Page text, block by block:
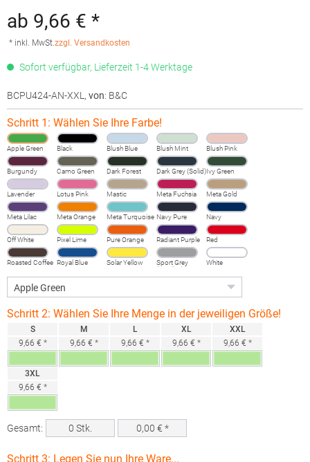
ab 9,66 € *
* inkl. MwSt.zzgl. Versandkosten
Sofort verfügbar, Lieferzeit 1-4 Werktage
BCPU424-AN-XXL , von: B&C
Schritt 1: Wählen Sie Ihre Farbe!
Apple Green Black Blush Blue Blush Mint Blush Pink
Burgundy Camo Green Dark Forest Dark Grey (Solid)Ivy Green
Lavender Lotus Pink Mastic Meta Fuchsia Meta Gold
Meta Lilac Meta Orange Meta Turquoise Navy Pure Navy
Off White Pixel Lime Pure Orange Radiant Purple Red
Roasted Coffee Royal Blue Solar Yellow
Sport Grey
(Heather)
White
Schritt 2: Wählen Sie Ihre Menge in der jeweiligen Größe!
S
9,66 € *
M
9,66 € *
L
9,66 € *
XL
9,66 € *
XXL
9,66 € *
3XL
9,66 € *
Gesamt: 0 Stk. 0,00 € *
Schritt 3: Legen Sie nun Ihre Ware...